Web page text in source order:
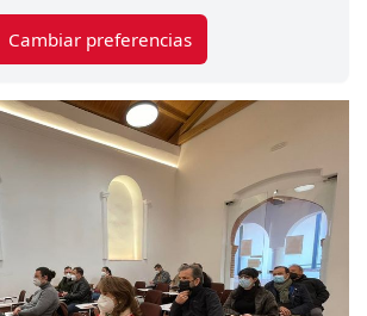
Cambiar preferencias